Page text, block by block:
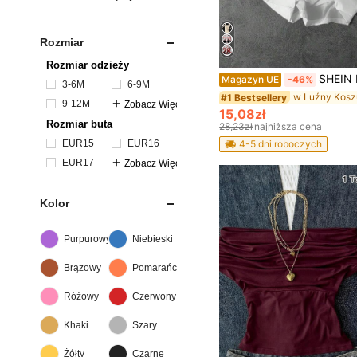
Rozmiar
Rozmiar odzieży
3-6M
6-9M
9-12M
Zobacz Więcej
Rozmiar buta
EUR15
EUR16
EUR17
Zobacz Więcej
Kolor
Purpurowy Niebieski
Brązowy Pomarańczowy
Różowy Czerwony
Khaki Szary
Żółty Czarne
Magazyn UE -46% SHEIN Koszulka w stylu casualowym dla dziewcząt w stylu minimalistycznym, sportowym, rozmiar 23,
#1 Bestsellery
15,08zł
28,23złnajniższa cena
4-5 dni roboczych